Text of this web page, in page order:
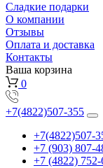
Сладкие подарки
О компании
Отзывы
Оплата и доставка
Контакты
Ваша корзина
0
+7(4822)507-355
+7(4822)507-
+7 (903) 807-
+7 (4822) 752-